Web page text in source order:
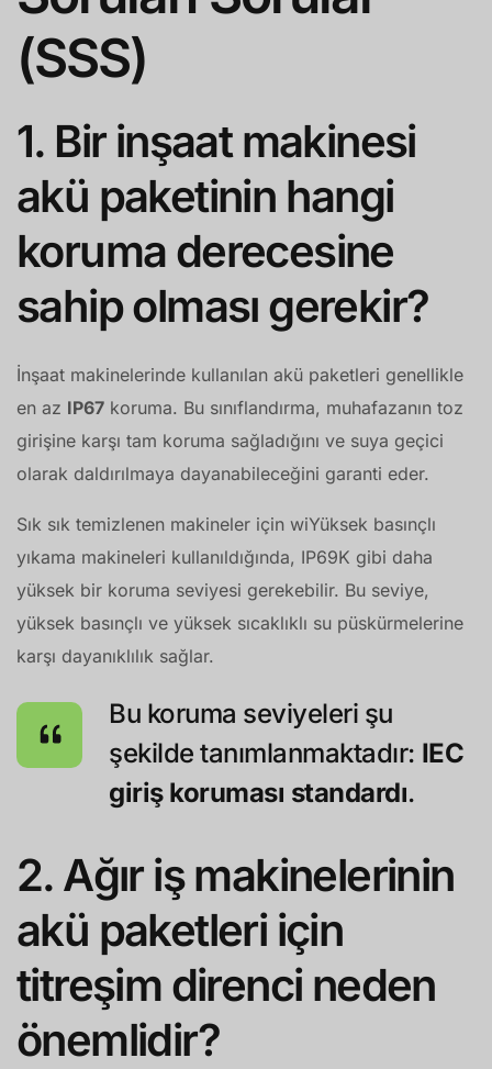
(SSS)
1. Bir inşaat makinesi
akü paketinin hangi
koruma derecesine
sahip olması gerekir?
İnşaat makinelerinde kullanılan akü paketleri genellikle
en az IP67 koruma. Bu sınıflandırma, muhafazanın toz
girişine karşı tam koruma sağladığını ve suya geçici
olarak daldırılmaya dayanabileceğini garanti eder.
Sık sık temizlenen makineler için wiYüksek basınçlı
yıkama makineleri kullanıldığında, IP69K gibi daha
yüksek bir koruma seviyesi gerekebilir. Bu seviye,
yüksek basınçlı ve yüksek sıcaklıklı su püskürmelerine
karşı dayanıklılık sağlar.
Bu koruma seviyeleri şu
şekilde tanımlanmaktadır: IEC
giriş koruması standardı.
2. Ağır iş makinelerinin
akü paketleri için
titreşim direnci neden
önemlidir?